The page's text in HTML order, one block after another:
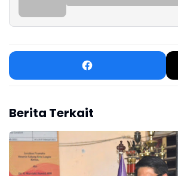
Berita Terkait